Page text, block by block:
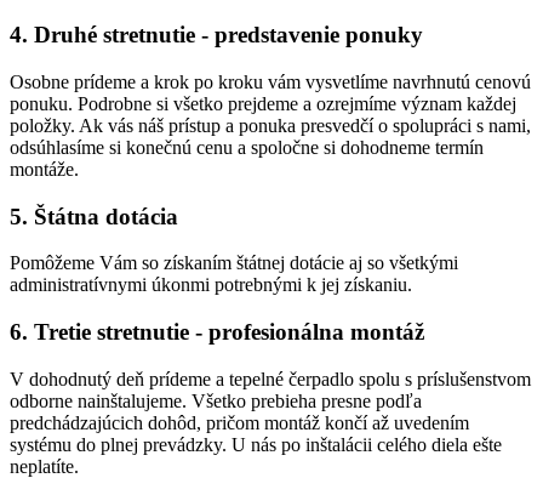
4. Druhé stretnutie - predstavenie ponuky
Osobne prídeme a krok po kroku vám vysvetlíme navrhnutú cenovú
ponuku. Podrobne si všetko prejdeme a ozrejmíme význam každej
položky. Ak vás náš prístup a ponuka presvedčí o spolupráci s nami,
odsúhlasíme si konečnú cenu a spoločne si dohodneme termín
montáže.
5. Štátna dotácia
Pomôžeme Vám so získaním štátnej dotácie aj so všetkými
administratívnymi úkonmi potrebnými k jej získaniu.
6. Tretie stretnutie - profesionálna montáž
V dohodnutý deň prídeme a tepelné čerpadlo spolu s príslušenstvom
odborne nainštalujeme. Všetko prebieha presne podľa
predchádzajúcich dohôd, pričom montáž končí až uvedením
systému do plnej prevádzky. U nás po inštalácii celého diela ešte
neplatíte.